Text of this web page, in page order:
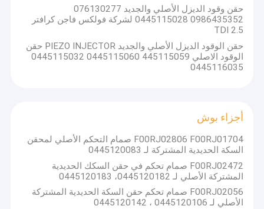
حقن وقود الديزل الأصلي والجديد 076130277
0986435352 0445115028 لشركة فولكس فاجن كرافتر
2.5 TDI
حقن الوقود الديزل الأصلي والجديد PIEZO INJECTOR حقن
الوقود الاصلي 445115059 0445115060 0445115032
0445116035
أجزاء بوش
F00RJ02806 F00RJ01704 صمام التحكم الأصلي لمحقن
السكة الحديدية المشتركة لـ 0445120083
F00RJ02472 صمام تحكم في حقن السكك الحديدية
المشتركة الأصلي لـ 0445120182، 0445120183
F00RJ02056 صمام تحكم حقن السكة الحديدية المشتركة
الأصلي لـ 0445120106 ، 0445120142